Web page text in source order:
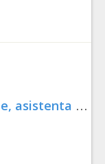
S
ervicii de proiectare, inginerie, asistenta tehnica din partea proiectantului si Executie lucrare pentru obiectivul de investitii „COVOR BITUMINOS PE STRAZI RURALE, COMUNA SADOVA, JUDETUL DOLJ”